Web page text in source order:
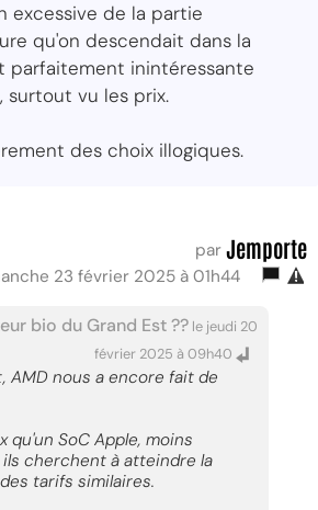
excessive de la partie
qu'on descendait dans la
parfaitement inintéressante
surtout vu les prix.
des choix illogiques.
par Jemporte
23 février 2025 à 01h44
bio du Grand Est ?? le jeudi 20
février 2025 à 09h40
AMD nous a encore fait de
qu'un SoC Apple, moins
cherchent à atteindre la
tarifs similaires.